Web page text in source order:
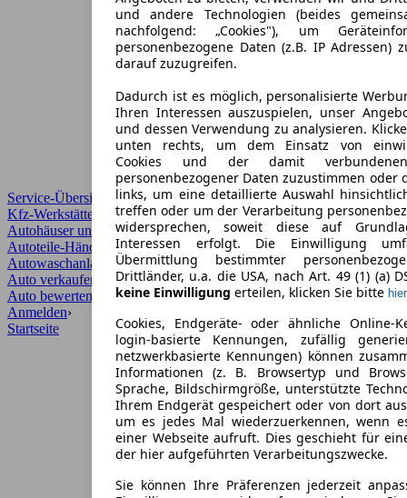
Service-Übersicht
Kfz-Werkstätten
Autohäuser und Händler
Autoteile-Händler
Autowaschanlagen
Auto verkaufen
Auto bewerten
Anmelden›
und andere Technologien (beides
nachfolgend: „Cookies"), um
personenbezogene Daten (z.B. IP Adressen)
darauf zuzugreifen.
Dadurch ist es möglich, personalisierte
Ihren Interessen auszuspielen, unser
und dessen Verwendung zu analysieren.
unten rechts, um dem Einsatz von
Cookies und der damit
personenbezogener Daten zuzustimmen oder
links, um eine detaillierte Auswahl
treffen oder um der Verarbeitung
widersprechen, soweit diese auf
Interessen erfolgt. Die Einwilligung
Übermittlung bestimmter
Drittländer, u.a. die USA, nach Art. 49 (1) (a)
keine Einwilligung erteilen, klicken Sie bitte hier
Cookies, Endgeräte- oder ähnliche Online-
login-basierte Kennungen, zufällig
netzwerkbasierte Kennungen) können
Informationen (z. B. Browsertyp und
Sprache, Bildschirmgröße, unterstützte
Ihrem Endgerät gespeichert oder von dort
um es jedes Mal wiederzuerkennen, wenn
einer Webseite aufruft. Dies geschieht für
der hier aufgeführten Verarbeitungszwecke.
Sie können Ihre Präferenzen jederzeit
Startseite